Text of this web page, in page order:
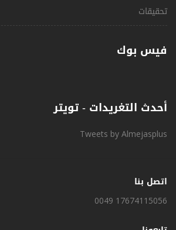
تحقيقات
فيس بوك
أحدث التغريدات - تويتر
Tweets by Almejasplus
اتصل بنا
0049 17674115056